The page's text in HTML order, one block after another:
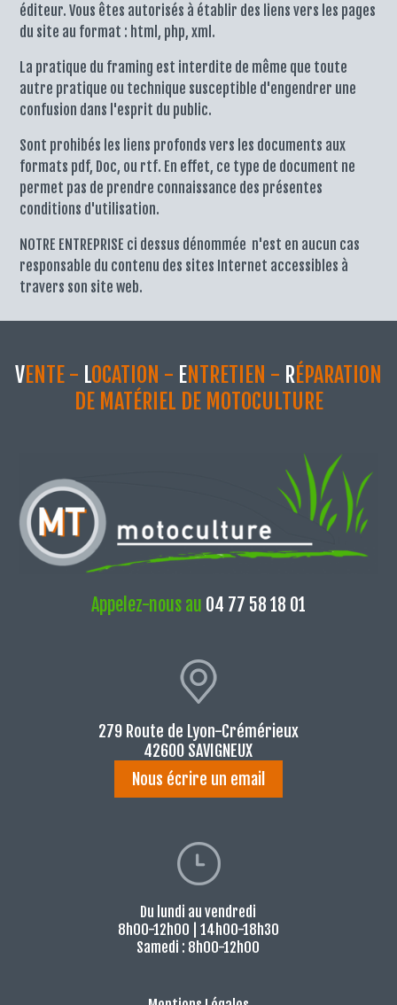
éditeur. Vous êtes autorisés à établir des liens vers les pages
du site au format : html, php, xml.
La pratique du framing est interdite de même que toute
autre pratique ou technique susceptible d'engendrer une
confusion dans l'esprit du public.
Sont prohibés les liens profonds vers les documents aux
formats pdf, Doc, ou rtf. En effet, ce type de document ne
permet pas de prendre connaissance des présentes
conditions d'utilisation.
NOTRE ENTREPRISE ci dessus dénommée n'est en aucun cas
responsable du contenu des sites Internet accessibles à
travers son site web.
VENTE - LOCATION - ENTRETIEN - R ÉPARATION
DE MATÉRIEL DE MOTOCULTURE
Appelez-nous au 04 77 58 18 01
279 Route de Lyon-Crémérieux
42600 SAVIGNEUX
Nous écrire un email
Du lundi au vendredi
8h00-12h00 | 14h00-18h30
Samedi : 8h00-12h00